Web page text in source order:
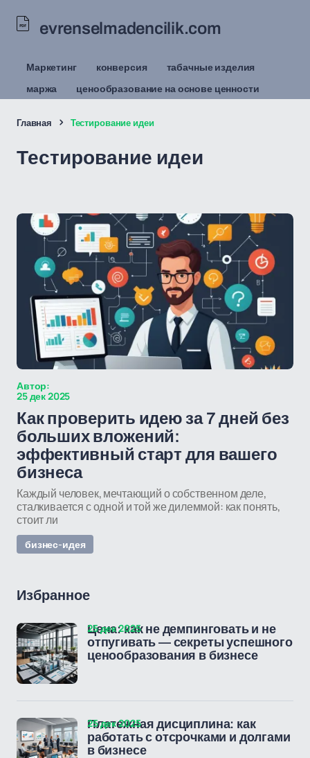
evrenselmadencilik.com
Маркетинг конверсия
табачные изделия
маржа
ценообразование на основе ценности
Главная Тестирование идеи
Тестирование идеи
Автор:
25 дек 2025
Как проверить идею за 7 дней без
больших вложений:
эффективный старт для вашего
бизнеса
Каждый человек, мечтающий о собственном деле,
сталкивается с одной и той же дилеммой: как понять,
стоит ли
бизнес-идея
Избранное
Цена: как не демпинговать и не
отпугивать — секреты успешного
ценообразования в бизнесе
25 дек 2025
Платежная дисциплина: как
работать с отсрочками и долгами
в бизнесе
25 дек 2025